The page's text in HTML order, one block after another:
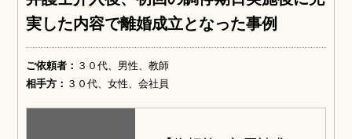
実した内容で離婚成立となった事例
ご依頼者： ３０代、男性、教師
相手方： ３０代、女性、会社員